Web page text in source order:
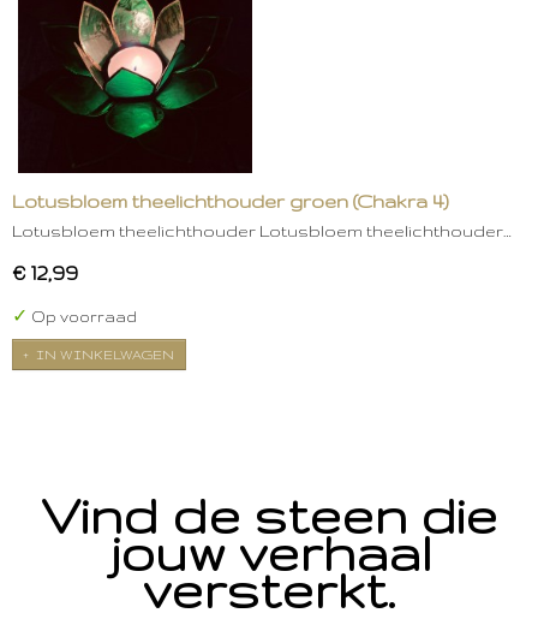
Lotusbloem theelichthouder groen (Chakra 4)
Lotusbloem theelichthouder Lotusbloem theelichthouder…
€ 12,99
✓ Op voorraad
IN WINKELWAGEN
Vind de steen die
jouw verhaal
versterkt.